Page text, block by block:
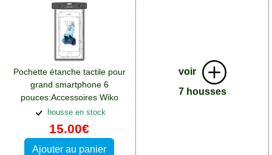
Pochette étanche tactile pour
grand smartphone 6
pouces:Accessoires Wiko
View 4 Lite
housse en stock
15.00€
Ajouter au panier
voir
7 housses